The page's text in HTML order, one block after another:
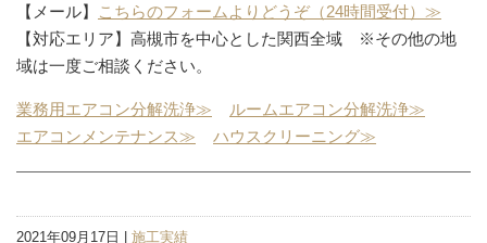
【メール】
こちらのフォームよりどうぞ（24時間受付）≫
【対応エリア】高槻市を中心とした関西全域 ※その他の地
域は一度ご相談ください。
業務用エアコン分解洗浄≫
ルームエアコン分解洗浄≫
エアコンメンテナンス≫
ハウスクリーニング≫
2021年09月17日 | 施工実績